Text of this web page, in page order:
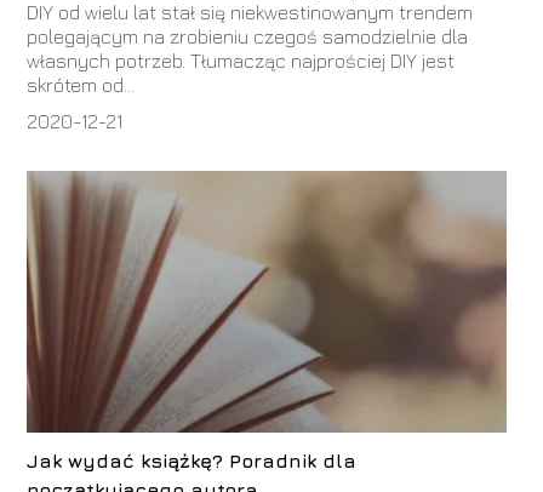
DIY od wielu lat stał się niekwestinowanym trendem
polegającym na zrobieniu czegoś samodzielnie dla
własnych potrzeb. Tłumacząc najprościej DIY jest
skrótem od...
2020-12-21
Jak wydać książkę? Poradnik dla